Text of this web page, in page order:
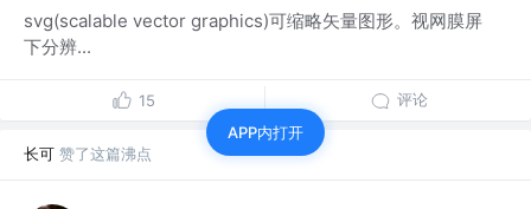
svg(scalable vector graphics)可缩略矢量图形。视网膜屏
下分辨...
15 评论
长可 赞了这篇沸点
APP内打开